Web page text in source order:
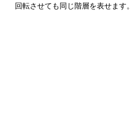
回転させても同じ階層を表せます。